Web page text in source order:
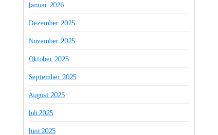
Januar 2026
Dezember 2025
November 2025
Oktober 2025
September 2025
August 2025
Juli 2025
Juni 2025